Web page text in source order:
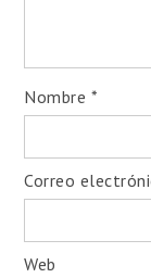
Nombre *
Correo
Web